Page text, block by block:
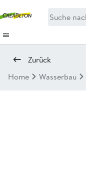
Zurück
Home
Wasserbau